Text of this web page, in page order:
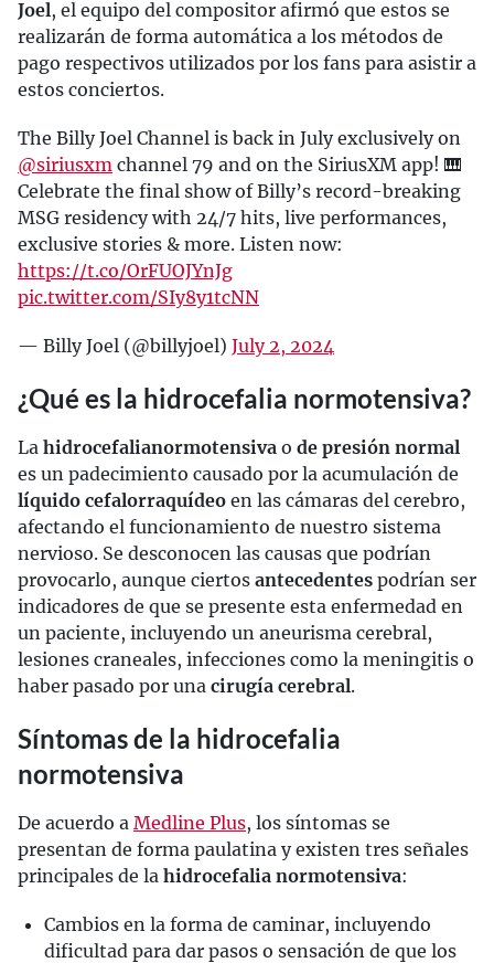
Joel, el equipo del compositor afirmó que estos se
realizarán de forma automática a los métodos de
pago respectivos utilizados por los fans para asistir a
estos conciertos.
The Billy Joel Channel is back in July exclusively on
@siriusxm channel 79 and on the SiriusXM app! 🎹
Celebrate the final show of Billy’s record-breaking
MSG residency with 24/7 hits, live performances,
exclusive stories & more. Listen now:
https://t.co/OrFUOJYnJg
pic.twitter.com/SIy8y1tcNN
— Billy Joel (@billyjoel) July 2, 2024
¿Qué es la hidrocefalia normotensiva?
La hidrocefalianormotensiva o de presión normal
es un padecimiento causado por la acumulación de
líquido cefalorraquídeo en las cámaras del cerebro,
afectando el funcionamiento de nuestro sistema
nervioso. Se desconocen las causas que podrían
provocarlo, aunque ciertos antecedentes podrían ser
indicadores de que se presente esta enfermedad en
un paciente, incluyendo un aneurisma cerebral,
lesiones craneales, infecciones como la meningitis o
haber pasado por una cirugía cerebral.
Síntomas de la hidrocefalia
normotensiva
De acuerdo a Medline Plus, los síntomas se
presentan de forma paulatina y existen tres señales
principales de la hidrocefalia normotensiva:
Cambios en la forma de caminar, incluyendo
dificultad para dar pasos o sensación de que los